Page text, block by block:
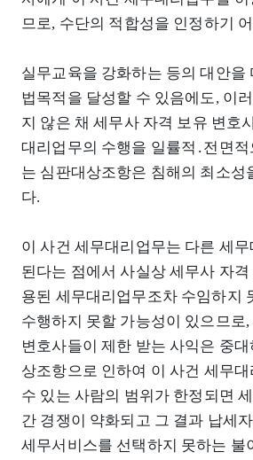
므로, 수단의 적합성을 인정하기
실무교육을 강화하는 등의 대안을
법목적을 달성할 수 있음에도, 이
지 않은 채 세무사 자격 보유 변호
대리업무의 수행을 일률적․전면
는 심판대상조항은 침해의 최소성
다.
이 사건 세무대리업무는 다른 세
된다는 점에서 사실상 세무사 자
용된 세무대리업무조차 수임하지
수행하지 못할 가능성이 있으므로
변호사들이 제한 받는 사익은 중
상조항으로 인하여 이 사건 세무
수 있는 사람의 범위가 한정되면
간 경쟁이 약화되고 그 결과 납세
세무서비스를 선택하지 못하는 불